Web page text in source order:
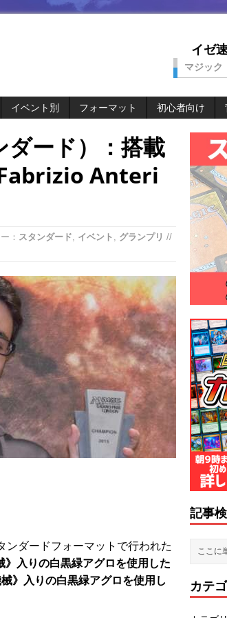
イゼ
マジック
イベント別 フォーマット 初心者向け
ダード）：搭載
Anteri
： スタンダード, イベント , グランプリ //
ンダードフォーマットで行われた
》入りの白黒緑アグロを使用した
》入りの白黒緑アグロを使用し
記事
カテ